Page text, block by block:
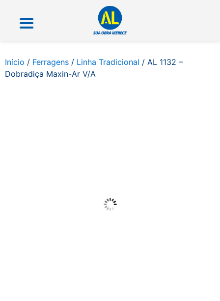
Início / Ferragens / Linha Tradicional / AL 1132 –
Dobradiça Maxin-Ar V/A